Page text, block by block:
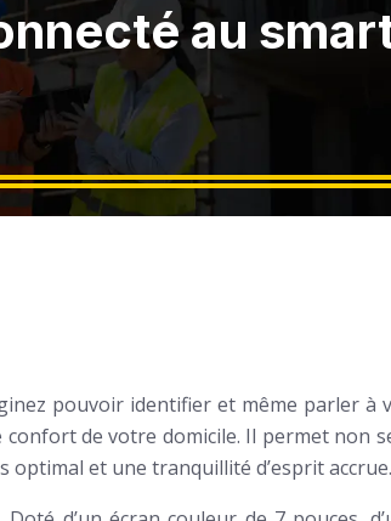
au
pouvoir identifier et même parler à
de votre domicile. Il permet non
optimal et une tranquillité d’esprit accrue.